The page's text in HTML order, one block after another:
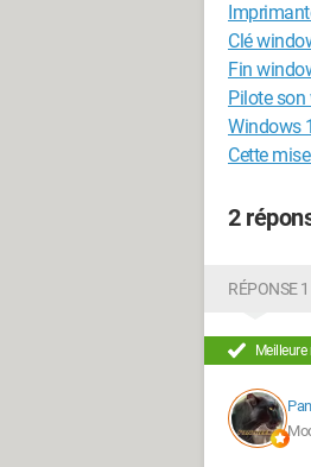
Clé
Fin
Pilote
Windows
Cette
2
RÉPONSE